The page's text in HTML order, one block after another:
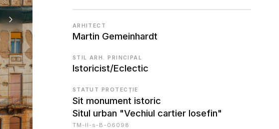
ARHITECT
Martin Gemeinhardt
STIL ARH. PRINCIPAL
Istoricist/Eclectic
STATUT PROTECȚIE
Sit monument istoric
Situl urban "Vechiul cartier Iosefin"
TM-II-s-B-06098